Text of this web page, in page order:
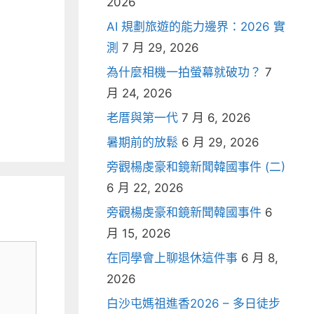
AI 規劃旅遊的能力邊界：2026 實
測 7 月 29, 2026
為什麼相機一拍螢幕就破功？ 7
月 24, 2026
老厝與第一代 7 月 6, 2026
暑期前的放鬆 6 月 29, 2026
旁觀楊虔豪和鏡新聞韓國事件 (二)
6 月 22, 2026
旁觀楊虔豪和鏡新聞韓國事件 6
月 15, 2026
在同學會上聊退休這件事 6 月 8,
2026
白沙屯媽祖進香2026 – 多日徒步